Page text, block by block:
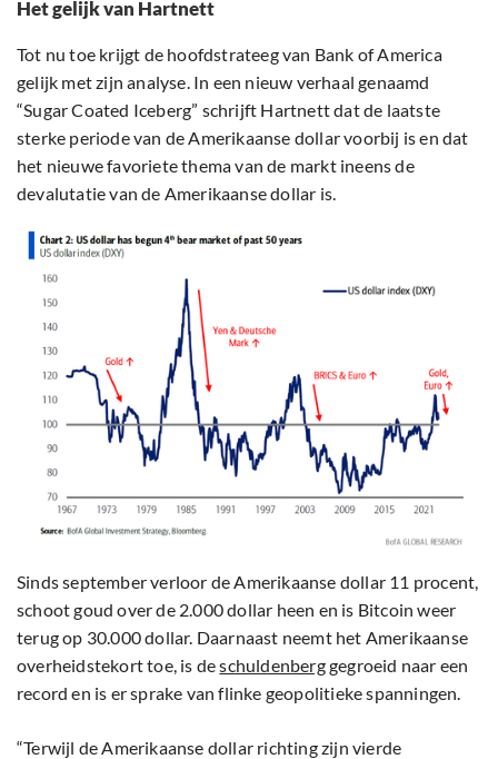
Het gelijk van Hartnett
Tot nu toe krijgt de hoofdstrateeg van Bank of America
gelijk met zijn analyse. In een nieuw verhaal genaamd
“Sugar Coated Iceberg” schrijft Hartnett dat de laatste
sterke periode van de Amerikaanse dollar voorbij is en dat
het nieuwe favoriete thema van de markt ineens de
devalutatie van de Amerikaanse dollar is.
Sinds september verloor de Amerikaanse dollar 11 procent,
schoot goud over de 2.000 dollar heen en is Bitcoin weer
terug op 30.000 dollar. Daarnaast neemt het Amerikaanse
overheidstekort toe, is deschuldenberggegroeid naar een
record en is er sprake van flinke geopolitieke spanningen.
“Terwijl de Amerikaanse dollar richting zijn vierde